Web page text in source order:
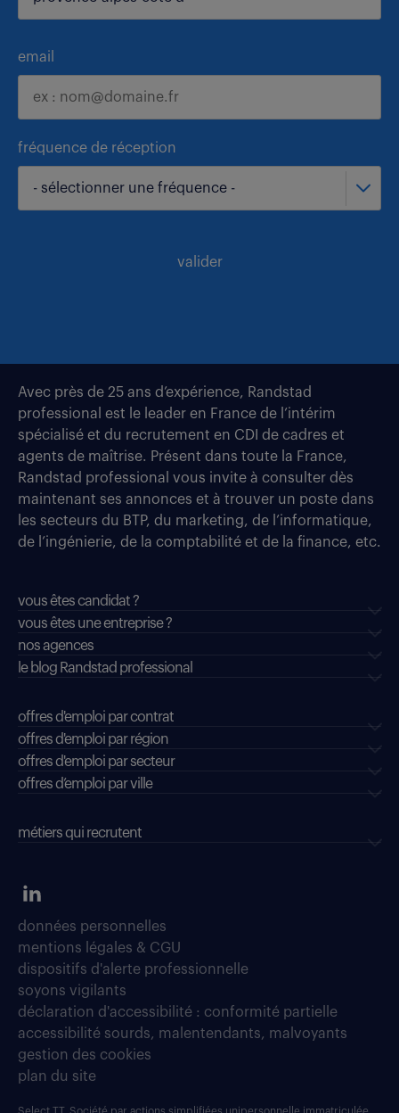
email
fréquence de réception
- sélectionner une fréquence -
valider
Avec près de 25 ans d’expérience, Randstad
professional est le leader en France de l’intérim
spécialisé et du recrutement en CDI de cadres et
agents de maîtrise. Présent dans toute la France,
Randstad professional vous invite à consulter dès
maintenant ses annonces et à trouver un poste dans
les secteurs du BTP, du marketing, de l’informatique,
de l’ingénierie, de la comptabilité et de la finance, etc.
vous êtes candidat ?
vous êtes une entreprise ?
nos agences
le blog Randstad professional
offres d'emploi par contrat
offres d'emploi par région
offres d'emploi par secteur
offres d’emploi par ville
métiers qui recrutent
données personnelles
mentions légales & CGU
dispositifs d'alerte professionnelle
soyons vigilants
déclaration d'accessibilité : conformité partielle
accessibilité sourds, malentendants, malvoyants
gestion des cookies
plan du site